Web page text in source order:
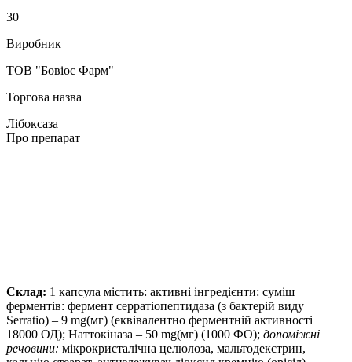
30
Виробник
ТОВ "Бовіос Фарм"
Торгова назва
Лібоксаза
Про препарат
Склад: 1 капсула містить: активні інгредієнти: суміш
ферментів: фермент серратіопептидаза (з бактерій виду
Serratio) – 9 mg(мг) (еквівалентно ферментній активності
18000 ОД); Наттокіназа – 50 mg(мг) (1000 ФО); допоміжні
речовини: мікрокристалічна целюлоза, мальтодекстрин,